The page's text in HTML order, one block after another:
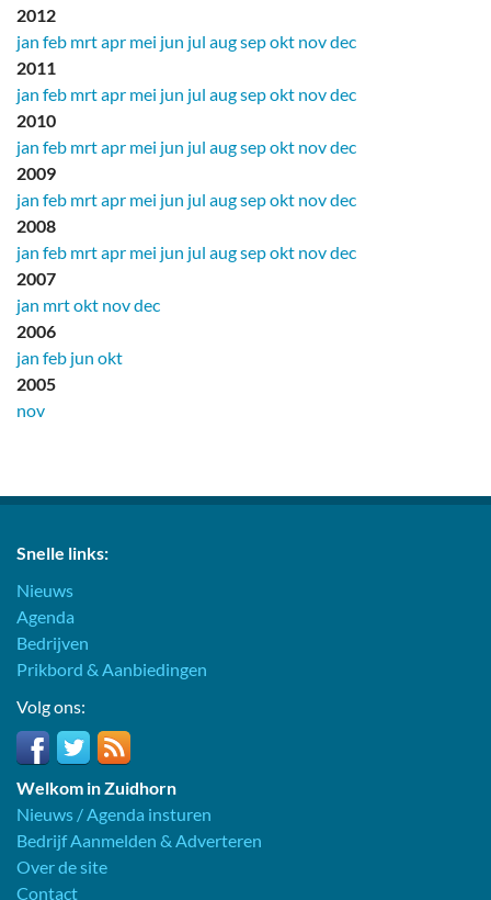
2012
jan feb mrtapr mei jun jul augsepokt novdec
2011
jan feb mrtapr mei jun jul augsepokt novdec
2010
jan feb mrtapr mei jun jul augsepokt novdec
2009
jan feb mrtapr mei jun jul augsepokt novdec
2008
jan feb mrtapr mei jun jul augsepokt novdec
2007
jan mrtokt novdec
2006
jan feb jun okt
2005
nov
Snelle links:
Nieuws
Agenda
Bedrijven
Prikbord & Aanbiedingen
Volg ons:
Welkom in Zuidhorn
Nieuws / Agenda insturen
Bedrijf Aanmelden & Adverteren
Over de site
Contact